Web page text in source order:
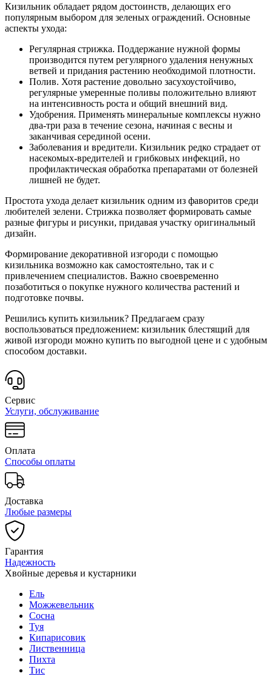
Кизильник обладает рядом достоинств, делающих его
популярным выбором для зеленых ограждений. Основные
аспекты ухода:
Регулярная стрижка. Поддержание нужной формы
производится путем регулярного удаления ненужных
ветвей и придания растению необходимой плотности.
Полив. Хотя растение довольно засухоустойчиво,
регулярные умеренные поливы положительно влияют
на интенсивность роста и общий внешний вид.
Удобрения. Применять минеральные комплексы нужно
два-три раза в течение сезона, начиная с весны и
заканчивая серединой осени.
Заболевания и вредители. Кизильник редко страдает от
насекомых-вредителей и грибковых инфекций, но
профилактическая обработка препаратами от болезней
лишней не будет.
Простота ухода делает кизильник одним из фаворитов среди
любителей зелени. Стрижка позволяет формировать самые
разные фигуры и рисунки, придавая участку оригинальный
дизайн.
Формирование декоративной изгороди с помощью
кизильника возможно как самостоятельно, так и с
привлечением специалистов. Важно своевременно
позаботиться о покупке нужного количества растений и
подготовке почвы.
Решились купить кизильник? Предлагаем сразу
воспользоваться предложением: кизильник блестящий для
живой изгороди можно купить по выгодной цене и с удобным
способом доставки.
Сервис
Услуги, обслуживание
Оплата
Способы оплаты
Доставка
Любые размеры
Гарантия
Надежность
Хвойные деревья и кустарники
Ель
Можжевельник
Сосна
Туя
Кипарисовик
Лиственница
Пихта
Тис